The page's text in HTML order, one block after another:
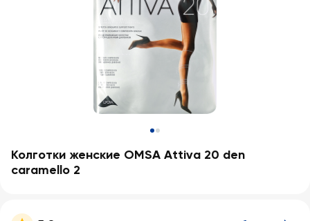
Колготки женские OMSA Attiva 20 den
caramello 2